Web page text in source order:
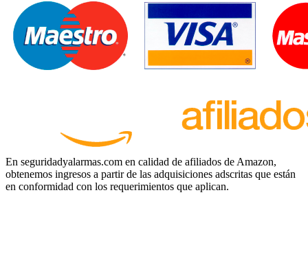
En seguridadyalarmas.com en calidad de afiliados de Amazon,
obtenemos ingresos a partir de las adquisiciones adscritas que están
en conformidad con los requerimientos que aplican.